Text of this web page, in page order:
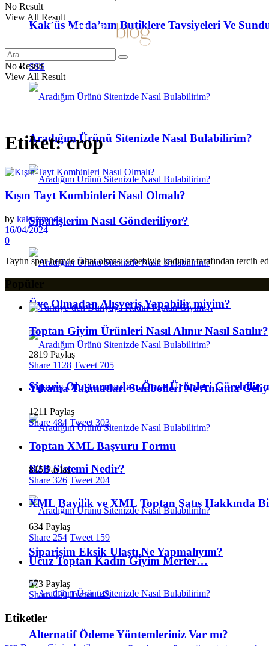
Kaktüs Moda’nın Butiklere Tavsiyeleri Ve
SSS
Aradığım Ürünü Sitenizde Nasıl Bulabilirim?
Siparişlerim Nasıl Gönderiliyor?
Üye Olmadan Alışveriş Yapabilir miyim?
Sipariş Oluşturmadan Önce Ürünleri Görebilir
B2B Sistemi Nedir?
Siparişim Eksik Ulaştı.Ne Yapmalıyım?
Alternatif Ödeme Yöntemleriniz Var mı?
No Result
View All Result
No Result
View All Result
Etiket:crop
Kışın Tayt Kombinleri Nasıl Olmalı?
by kaktusmoda
16/04/2024
0
Taytın spor hemde rahat olması sebebiyle kadınlar tarafından
Toptan Giyim Ürünleri Nasıl Alınır Nasıl Satılır?
2819 Paylaş
Share 1128 Tweet 705
Yıkama Talimatları Sembolleri Ne Anlama
1211 Paylaş
Share 484 Tweet 303
Toptan XML Başvuru Formu
815 Paylaş
Share 326 Tweet 204
XML Bayilik ve XML Toptan Satış Hakkında
634 Paylaş
Share 254 Tweet 159
Ucuz Toptan Kadın Giyim Merter…
573 Paylaş
Share 229 Tweet 143
Etiketler